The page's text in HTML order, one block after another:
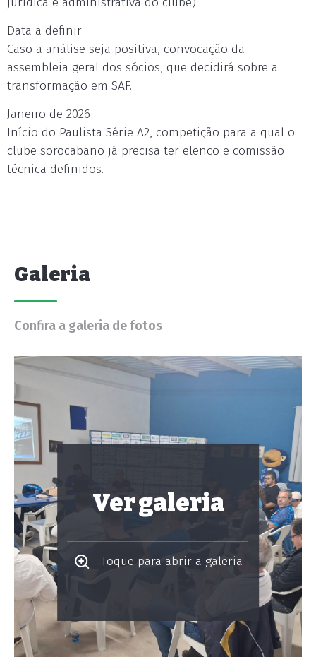
Data a definir
Caso a análise seja positiva, convocação da
assembleia geral dos sócios, que decidirá sobre a
transformação em SAF.
Janeiro de 2026
Início do Paulista Série A2, competição para a qual o
clube sorocabano já precisa ter elenco e comissão
técnica definidos.
Galeria
Confira a galeria de fotos
Ver galeria
Toque para abrir a galeria